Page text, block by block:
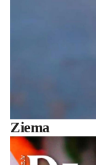
Ziema